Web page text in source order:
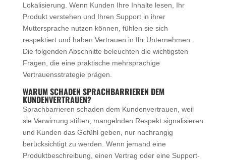
Lokalisierung. Wenn Kunden Ihre Inhalte lesen, Ihr
Produkt verstehen und Ihren Support in ihrer
Muttersprache nutzen können, fühlen sie sich
respektiert und haben Vertrauen in Ihr Unternehmen.
Die folgenden Abschnitte beleuchten die wichtigsten
Fragen, die eine praktische mehrsprachige
Vertrauensstrategie prägen.
WARUM SCHADEN SPRACHBARRIEREN DEM
KUNDENVERTRAUEN?
Sprachbarrieren schaden dem Kundenvertrauen, weil
sie Verwirrung stiften, mangelnden Respekt signalisieren
und Kunden das Gefühl geben, nur nachrangig
berücksichtigt zu werden. Wenn jemand eine
Produktbeschreibung, einen Vertrag oder eine Support-